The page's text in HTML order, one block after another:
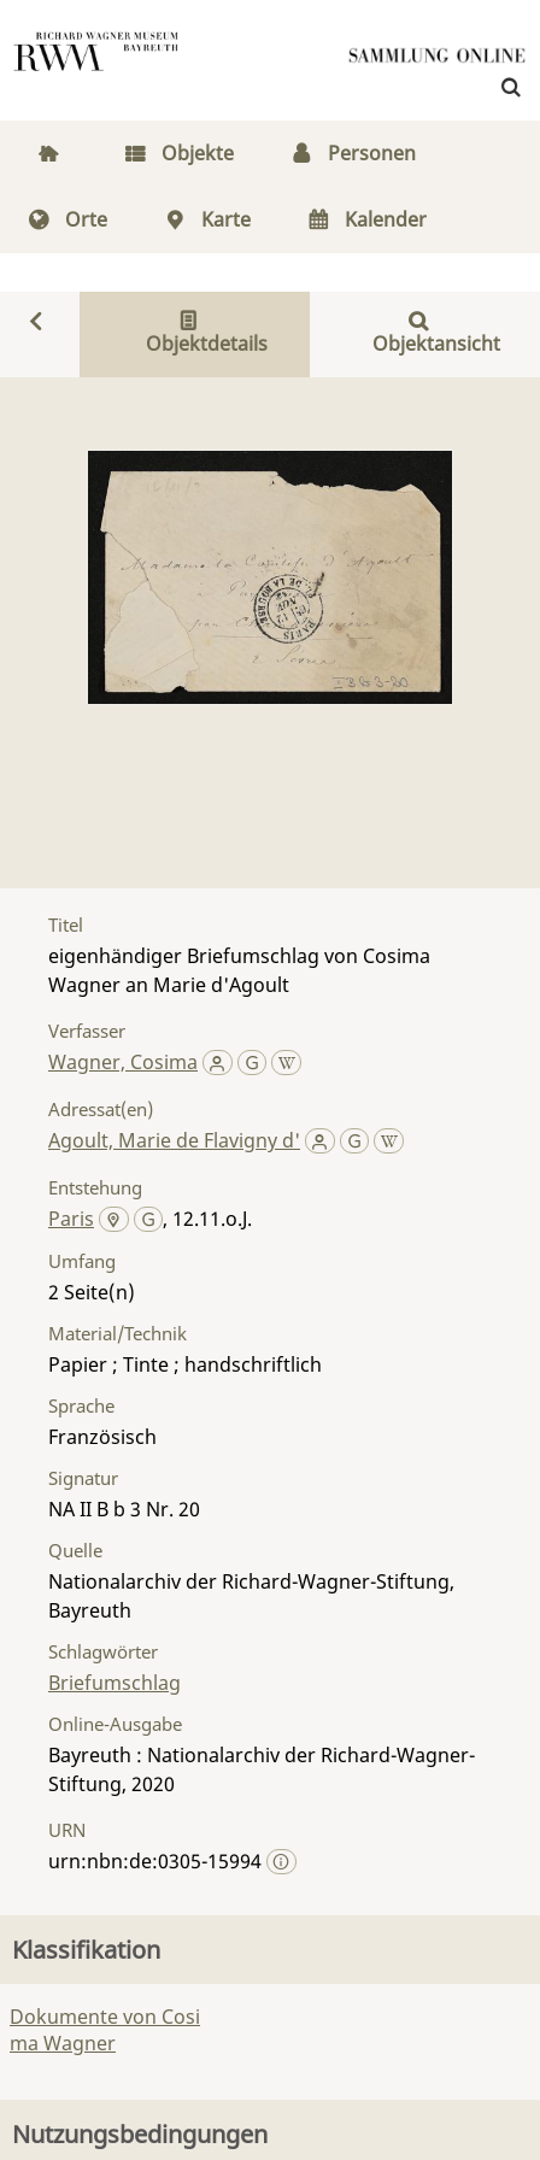
Objekte Personen
Orte Karte Kalender
Objektdetails Objektansicht
Titel
eigenhändiger Briefumschlag von Cosima
Wagner an Marie d'Agoult
Verfasser
Wagner, Cosima
Adressat(en)
Agoult, Marie de Flavigny d'
Entstehung
Paris , 12.11.o.J.
Umfang
2
Material/Technik
Papier ; Tinte ; handschriftlich
Sprache
Französisch
Signatur
NA II B b 3 Nr. 20
Quelle
Nationalarchiv der Richard-Wagner-Stiftung,
Bayreuth
Schlagwörter
Briefumschlag
Online-Ausgabe
Bayreuth : Nationalarchiv der Richard-Wagner-
Stiftung, 2020
URN
urn:nbn:de:0305-15994
Klassifikation
Dokumente von Cosi
ma Wagner
Nutzungsbedingungen